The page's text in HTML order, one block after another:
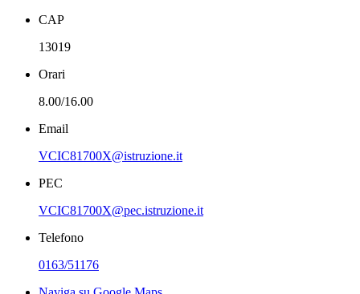
CAP
13019
Orari
8.00/16.00
Email
VCIC81700X@istruzione.it
PEC
VCIC81700X@pec.istruzione.it
Telefono
0163/51176